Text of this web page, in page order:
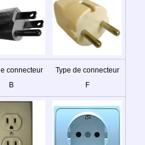
connecteur
B
Type de connecteur
F